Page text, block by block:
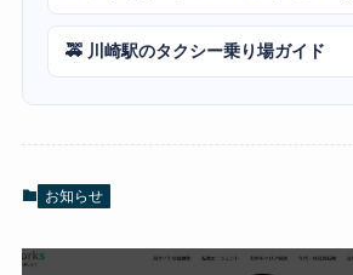
🚕 川崎駅のタクシー乗り場ガイド
お知らせ